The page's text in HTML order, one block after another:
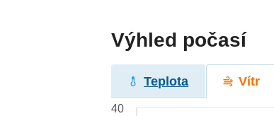
Výhled počasí
Teplota Vítr
40